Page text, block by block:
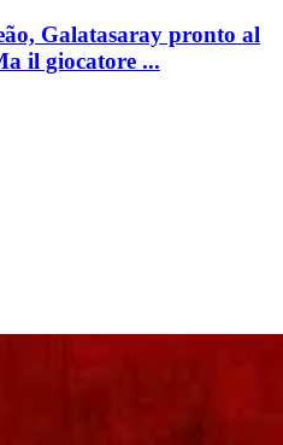
Galatasaray pronto al
il giocatore ...